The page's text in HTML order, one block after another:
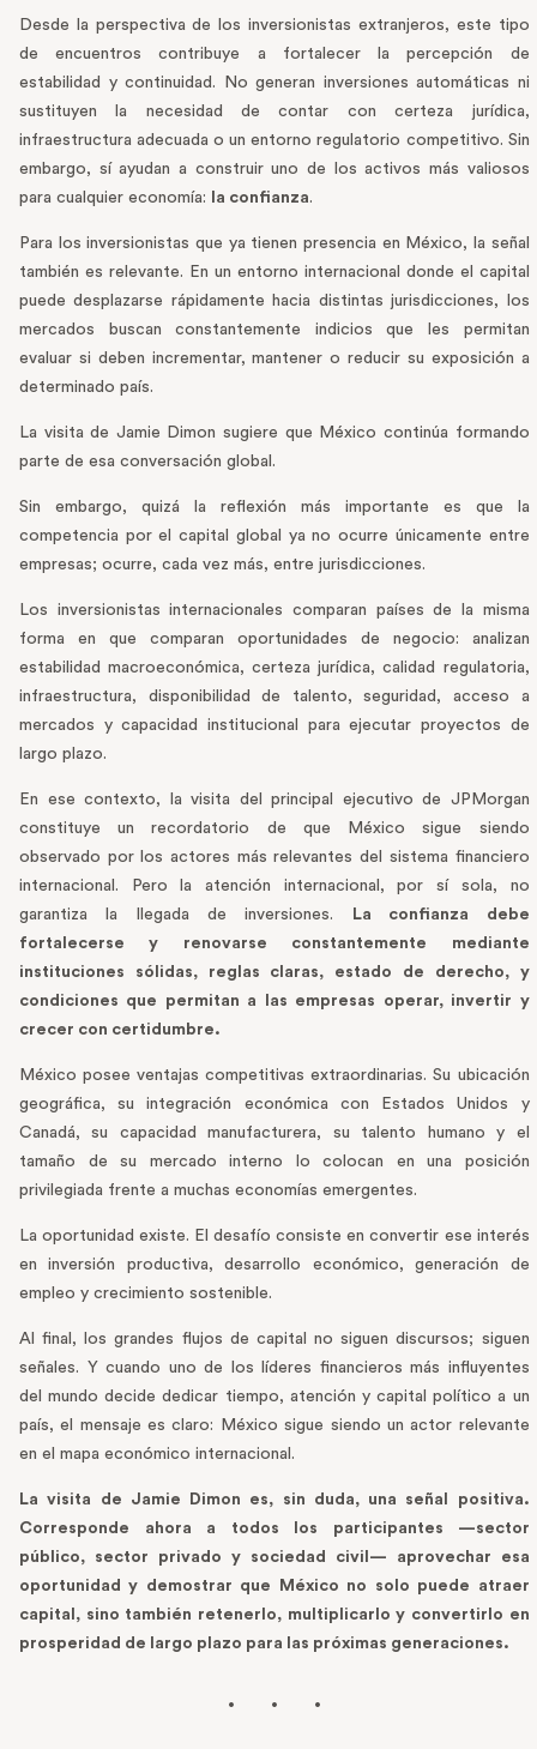
Desde la perspectiva de los inversionistas extranjeros, este tipo
de encuentros contribuye a fortalecer la percepción de
estabilidad y continuidad. No generan inversiones automáticas ni
sustituyen la necesidad de contar con certeza jurídica,
infraestructura adecuada o un entorno regulatorio competitivo. Sin
embargo, sí ayudan a construir uno de los activos más valiosos
para cualquier economía:
la confianza.
Para los inversionistas que ya tienen presencia en México, la señal
también es relevante. En un entorno internacional donde el capital
puede desplazarse rápidamente hacia distintas jurisdicciones, los
mercados buscan constantemente indicios que les permitan
evaluar si deben incrementar, mantener o reducir su exposición a
determinado país.
La visita de Jamie Dimon sugiere que México continúa formando
parte de esa conversación global.
Sin embargo, quizá la reflexión más importante es que la
competencia por el capital global ya no ocurre únicamente entre
empresas; ocurre, cada vez más, entre jurisdicciones.
Los inversionistas internacionales comparan países de la misma
forma en que comparan oportunidades de negocio: analizan
estabilidad macroeconómica, certeza jurídica, calidad regulatoria,
infraestructura, disponibilidad de talento, seguridad, acceso a
mercados y capacidad institucional para ejecutar proyectos de
largo plazo.
En ese contexto, la visita del principal ejecutivo de JPMorgan
constituye un recordatorio de que México sigue siendo
observado por los actores más relevantes del sistema financiero
internacional. Pero la atención internacional, por sí sola, no
garantiza la llegada de inversiones.
La confianza debe
fortalecerse y renovarse constantemente mediante
instituciones sólidas, reglas claras, estado de derecho,y
condiciones que permitan a las empresas operar, invertir y
crecer con certidumbre.
México posee ventajas competitivas extraordinarias. Su ubicación
geográfica, su integración económica con Estados Unidos y
Canadá, su capacidad manufacturera, su talento humano y el
tamaño de su mercado interno lo colocan en una posición
privilegiada frente a muchas economías emergentes.
La oportunidad existe. El desafío consiste en convertir ese interés
en inversión productiva, desarrollo económico, generación de
empleo y crecimiento sostenible.
Al final, los grandes flujos de capital no siguen discursos; siguen
señales. Y cuando uno de los líderes financieros más influyentes
del mundo decide dedicar tiempo, atención y capital político a un
país, el mensaje es claro: México sigue siendo un actor relevante
en el mapa económico internacional.
La visita de Jamie Dimon es, sin duda, una señal positiva.
Corresponde ahora a todos los participantes —sector
público, sector privado y sociedad civil— aprovechar esa
oportunidad y demostrar que México no solo puede atraer
capital, sino también retenerlo, multiplicarlo y convertirlo en
prosperidad de largo plazo para las próximas generaciones.